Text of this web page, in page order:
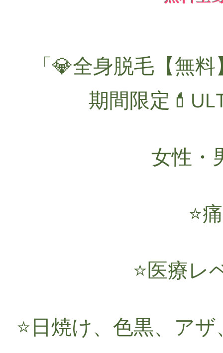
「💎全身脱毛【無料
期間限定
女性・
⭐️
⭐️医療レ
⭐️日焼け、色黒、ア